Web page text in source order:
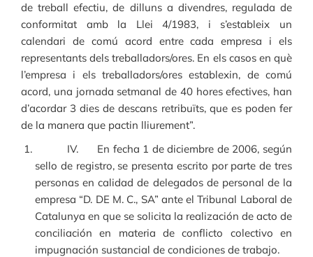
de treball efectiu, de dilluns a divendres, regulada de
conformitat amb la Llei 4/1983, i s’estableix un
calendari de comú acord entre cada empresa i els
representants dels treballadors/ores. En els casos en què
l’empresa i els treballadors/ores establexin, de comú
acord, una jornada setmanal de 40 hores efectives, han
d’acordar 3 dies de descans retribuïts, que es poden fer
de la manera que pactin lliurement”.
IV. En fecha 1 de diciembre de 2006, según
sello de registro, se presenta escrito por parte de tres
personas en calidad de delegados de personal de la
empresa “D. DE M. C., SA” ante el Tribunal Laboral de
Catalunya en que se solicita la realización de acto de
conciliación en materia de conflicto colectivo en
impugnación sustancial de condiciones de trabajo.